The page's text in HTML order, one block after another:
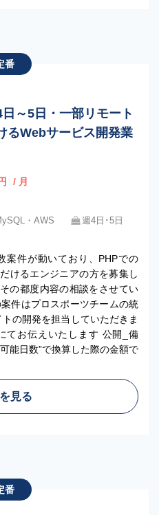
番
～5日・一部リモート
るWebサービス開発業
円 / 月
・AWS
週4日･5日
案件が動いており、PHPでの
けるエンジニアの方を募集し
の都度内容の相談をさせてい
件はプロスポーツチームの統
の開発を担当していただきま
お伝えいたします 公開_備
能日数”で換算した際の金額で
見る
番